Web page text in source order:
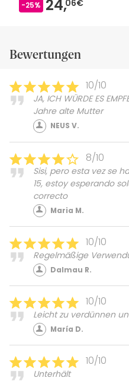
-25% 24,06€
Bewertungen
10/10
JA, ICH WÜRDE ES
Jahre alte Mutter
NEUS V.
8/10
Sisi, pero esta vez se
15, estoy esperando
correcto
Maria M.
10/10
Regelmäßige
Dalmau R.
10/10
Leicht zu verdünnen
María D.
10/10
Unterhält